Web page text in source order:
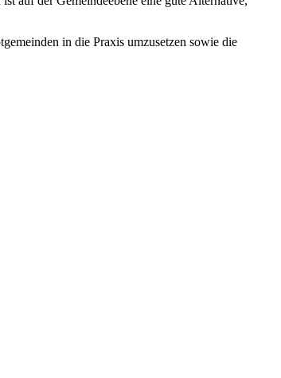
in die Praxis umzusetzen sowie die